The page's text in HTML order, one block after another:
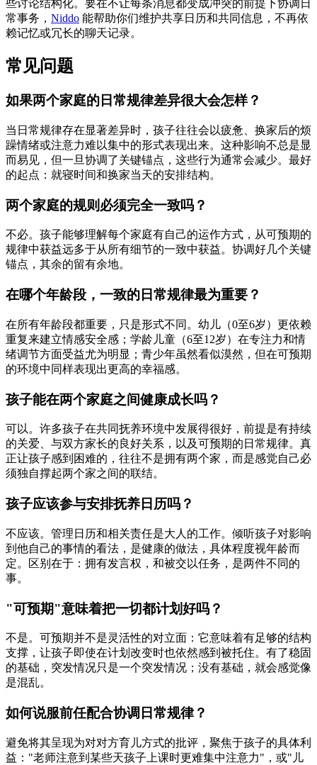
些讨论结构化。要在不让每条消息都变成冲突的前提下协调日
常事务， Niddo 能帮助你们维护共享日历和共同信息，不再依
赖记忆或冗长的聊天记录。
常见问题
如果两个家庭的日常规律差异很大会怎样？
当日常规律存在显著差异时，孩子往往会以疲惫、换家后的烦
躁情绪或注意力难以集中的形式表现出来。这种影响不总是显
而易见，但一旦协调了关键锚点，这些行为通常会减少。最好
的起点：就寝时间和换家当天的安排结构。
两个家庭的规则必须完全一致吗？
不必。孩子能够理解每个家庭有自己的运作方式，从可预期的
规律中获益远多于从所有细节的一致中获益。协调好几个关键
锚点，其余的留有余地。
在哪个年龄段，一致的日常规律最为重要？
在所有年龄段都重要，只是形式不同。幼儿（0至6岁）更依赖
重复来建立情感安全感；学龄儿童（6至12岁）在专注力和情
绪调节方面受益尤为明显；青少年虽然看似漠然，但在可预期
的环境中同样表现出更高的幸福感。
孩子能在两个家庭之间健康成长吗？
可以。许多孩子在共同抚养环境中发展得很好，前提是有持续
的关爱、与双方家长的良好关系，以及可预期的日常规律。真
正让孩子感到困难的，往往不是拥有两个家，而是感觉自己必
须独自撑起两个家之间的联结。
孩子应该参与安排抚养日历吗？
不应该。管理日历和相关责任是大人的工作。倾听孩子对影响
到他自己的事情的看法，是健康的做法，具体程度视年龄而
定。区别在于：拥有发言权，和被交以任务，是两件不同的
事。
"可预期"意味着把一切都计划好吗？
不是。可预期并不是灵活性的对立面：它意味着有足够的结构
支撑，让孩子即使在计划改变时也依然感到被托住。有了稳固
的基础，突发情况只是一个突发情况；没有基础，就会感觉像
是混乱。
如何说服前任配合协调日常规律？
避免将其呈现为对对方育儿方式的批评，聚焦于孩子的具体利
益："老师注意到某些天孩子上课时更难集中注意力"，或"儿